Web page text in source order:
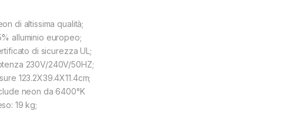
di altissima qualità;
alluminio europeo;
di sicurezza UL;
230V/240V/50HZ;
123.2X39.4X11.4cm;
neon da 6400°K
19 kg;